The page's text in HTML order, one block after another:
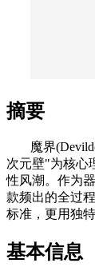
摘要
魔界
次元壁"为核心
性风潮。作为
款频出的全过
标准，更用独
基本信息